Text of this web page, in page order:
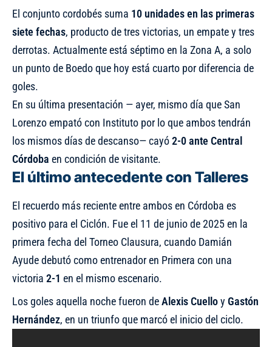
El conjunto cordobés suma 10 unidades en las primeras
siete fechas, producto de tres victorias, un empate y tres
derrotas. Actualmente está séptimo en la Zona A, a solo
un punto de Boedo que hoy está cuarto por diferencia de
goles.
En su última presentación — ayer, mismo día que San
Lorenzo empató con Instituto por lo que ambos tendrán
los mismos días de descanso— cayó2-0 ante Central
Córdoba en condición de visitante.
El último antecedente con Talleres
El recuerdo más reciente entre ambos en Córdoba es
positivo para el Ciclón. Fue el 11 de junio de 2025 en la
primera fecha del Torneo Clausura, cuando Damián
Ayude debutó como entrenador en Primera con una
victoria 2-1 en el mismo escenario.
Los goles aquella noche fueron deAlexis Cuelloy Gastón
Hernández, en un triunfo que marcó el inicio del ciclo.